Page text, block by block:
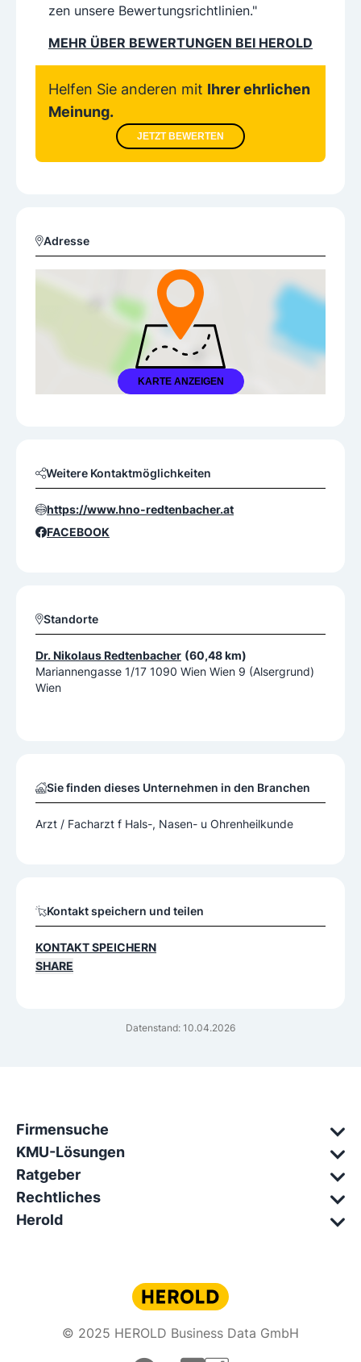
zen unsere Bewertungsrichtlinien."
MEHR ÜBER BEWERTUNGEN BEI HEROLD
Helfen Sie anderen mit Ihrer ehrlichen
Meinung.
JETZT BEWERTEN
Adresse
KARTE ANZEIGEN
Datenstand: 10.04.2026
Weitere Kontaktmöglichkeiten
https://www.hno-redtenbacher.at
FACEBOOK
Standorte
Dr. Nikolaus Redtenbacher (60,48 km)
Mariannengasse 1/17 1090 Wien Wien 9 (Alsergrund)
Wien
Sie finden dieses Unternehmen in den Branchen
Arzt / Facharzt f Hals-, Nasen- u Ohrenheilkunde
Kontakt speichern und teilen
KONTAKT SPEICHERN
SHARE
Firmensuche
KMU-Lösungen
Ratgeber
Rechtliches
Herold
© 2025 HEROLD Business Data GmbH